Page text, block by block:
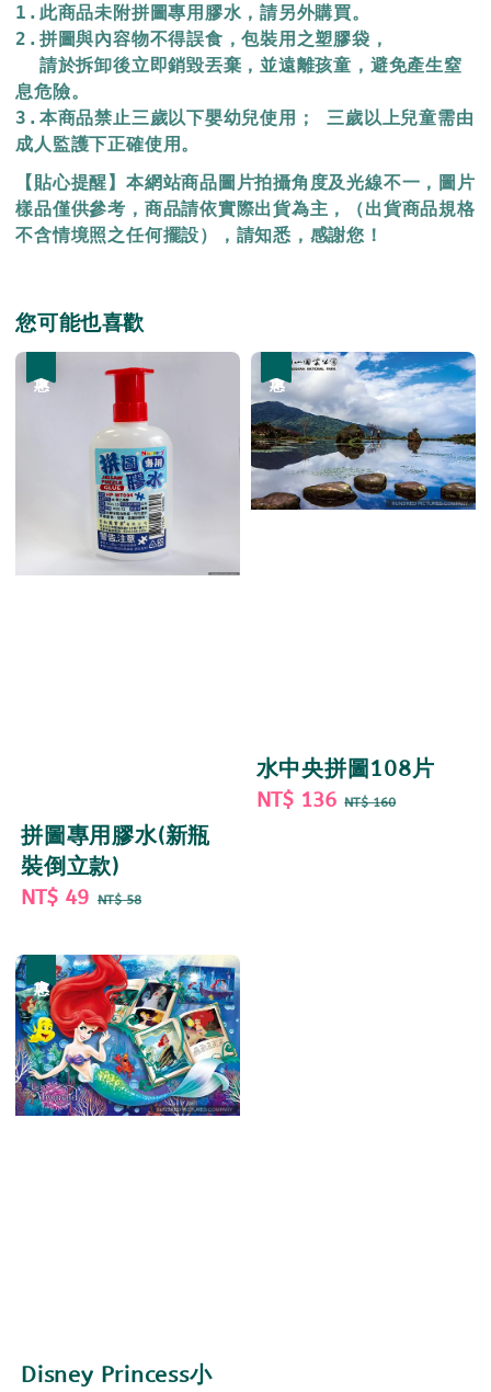
1.此商品未附拼圖專用膠水，請另外購買。
2.拼圖與內容物不得誤食，包裝用之塑膠袋，
  請於拆卸後立即銷毀丟棄，
並遠離孩童，避免產生窒
息危險。
3.本商品禁止三歲以下嬰幼兒使用； 三歲以上兒童需由
成人監護下正確使用。
【貼心提醒】本網站商品圖片拍攝角度及光線不一，圖片
樣品僅供參考，商品請依實際出貨為主，（出貨商品規格
不含情境照之任何擺設），請知悉，感謝您！
您可能也喜歡
拼圖專用膠水(新瓶
裝倒立款)
Sale
NT$ 49 Regular
NT$ 58
水中央拼圖108片
Sale
NT$ 136 Regular
NT$ 160
Disney Princess小